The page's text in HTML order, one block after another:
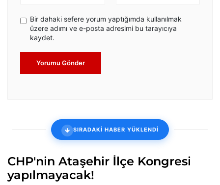
Bir dahaki sefere yorum yaptığımda kullanılmak
üzere adımı ve e-posta adresimi bu tarayıcıya
kaydet.
Yorumu Gönder
SIRADAKİ HABER YÜKLENDİ
CHP'nin Ataşehir İlçe Kongresi
yapılmayacak!